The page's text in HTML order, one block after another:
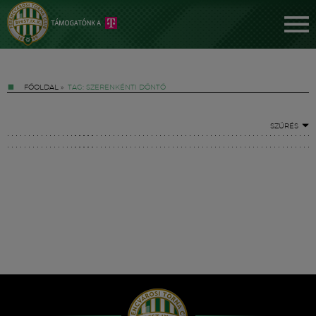
FŐOLDAL » TAG: SZERENKÉNTI DÖNTŐ
SZŰRÉS
Hírek